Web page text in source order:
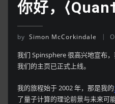
你好，
by Simon McCorkindale
我们 Spinsphere 很高兴地宣布
我们的主页已正式上线。
我的旅程始于 2002 年，那是我的
了量子计算的理论前景与未来可